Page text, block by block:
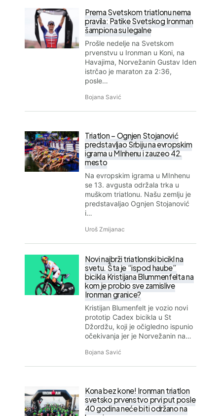
Prema Svetskom triatlonu nema
pravila: Patike Svetskog Ironman
šampiona su legalne
Prošle nedelje na Svetskom
prvenstvu u Ironman u Koni, na
Havajima, Norvežanin Gustav Iden
istrčao je maraton za 2:36,
posle…
Bojana Savić
Triatlon – Ognjen Stojanović
predstavljao Srbiju na evropskim
igrama u MInhenu i zauzeo 42.
mesto
Na evropskim igrama u MInhenu
se 13. avgusta održala trka u
muškom triatlonu. Našu zemlju je
predstavaljao Ognjen Stojanović
i…
Uroš Zmijanac
Novi najbrži triatlonski bicikl na
svetu. Šta je “ispod haube”
bicikla Kristijana Blummenfelta na
kom je probio sve zamislive
Ironman granice?
Kristijan Blumenfelt je vozio novi
prototip Cadex bicikla u St
Džordžu, koji je očigledno ispunio
očekivanja jer je Norvežanin na…
Bojana Savić
Kona bez kone! Ironman triatlon
svetsko prvenstvo prvi put posle
40 godina neće biti održano na